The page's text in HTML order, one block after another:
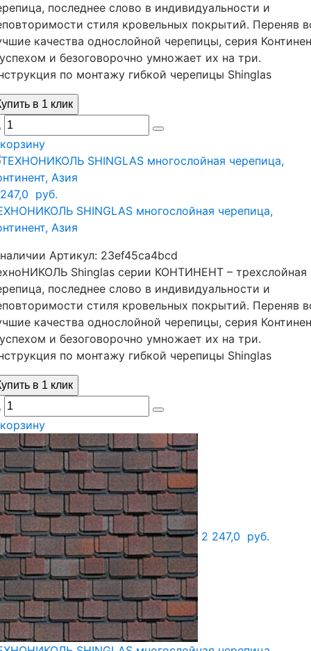
последнее слово в индивидуальности и
стиля кровельных покрытий. Переняв
качества однослойной черепицы, серия
и безоговорочно умножает их на три.
по монтажу гибкой черепицы Shinglas
в 1 клик
руб.
SHINGLAS многослойная черепица,
Азия
Артикул: 23ef45ca4bcd
Shinglas серии КОНТИНЕНТ – трехслойная
последнее слово в индивидуальности и
стиля кровельных покрытий. Переняв
качества однослойной черепицы, серия
и безоговорочно умножает их на три.
по монтажу гибкой черепицы Shinglas
в 1 клик
2 247,0 руб.